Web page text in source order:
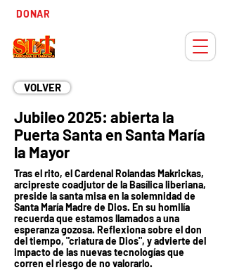
DONAR
VOLVER
Jubileo 2025: abierta la
Puerta Santa en Santa María
la Mayor
Tras el rito, el Cardenal Rolandas Makrickas,
arcipreste coadjutor de la Basílica liberiana,
preside la santa misa en la solemnidad de
Santa María Madre de Dios. En su homilía
recuerda que estamos llamados a una
esperanza gozosa. Reflexiona sobre el don
del tiempo, "criatura de Dios", y advierte del
impacto de las nuevas tecnologías que
corren el riesgo de no valorarlo.